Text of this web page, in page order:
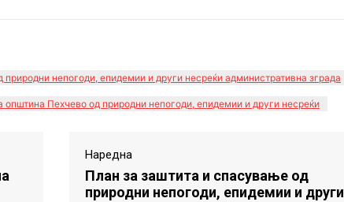
природни непогоди, епидемии и други несреќи административна зграда
општина Пехчево од природни непогоди, епидемии и други несреќи
Наредна
План за заштита и спасување од
природни непогоди, епидемии и други